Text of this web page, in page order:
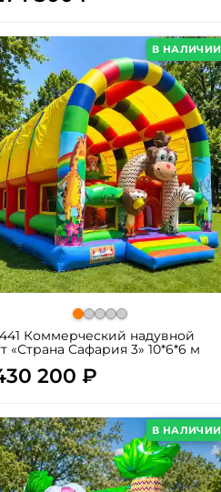
В НАЛИЧИИ
Коммерческий надувной
«Страна Сафария 3» 10*6*6 м
200 ₽
В НАЛИЧИИ